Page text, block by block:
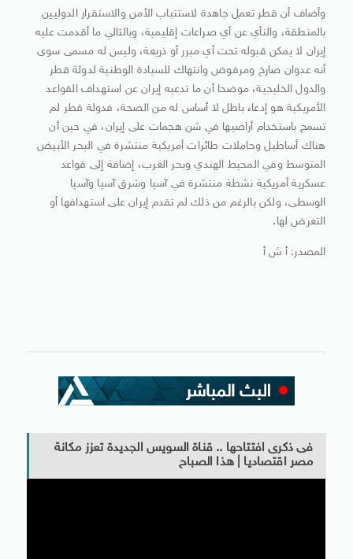
وأضاف أن قطر تعمل جاهدة لاستتباب الأمن والاستقرار الدوليين
بالمنطقة، والنأي عن أي صراعات إقليمية، وبالتالي ما أقدمت عليه
إيران لا يمكن قبوله تحت أي مبرر أو ذريعة، وليس له مسمى سوى
أنه عدوان صارخ ومرفوض وانتهاك للسيادة الوطنية لدولة قطر
والدول الخليجية، موضحا أن ما تدعيه إيران عن استهداف القواعد
الأمريكية هو إدعاء باطل لا أساس له من الصحة، فدولة قطر لم
تسمح باستخدام أراضيها في شن هجمات على إيران، في حين أن
هناك أساطيل وحاملات طائرات أمريكية منتشرة في البحر الأبيض
المتوسط وفي المحيط الهندي وبحر العرب، إضافة إلى قواعد
عسكرية أمريكية نشطة منتشرة في آسيا وشرق آسيا وآسيا
الوسطى، ولكن بالرغم من ذلك لم تقدم إيران على استهدافها أو
التعرض لها.
المصدر: أ ش أ
فى ذكرى افتتاحها .. قناة السويس الجديدة تعزز مكانة
مصر اقتصاديا | هذا الصباح